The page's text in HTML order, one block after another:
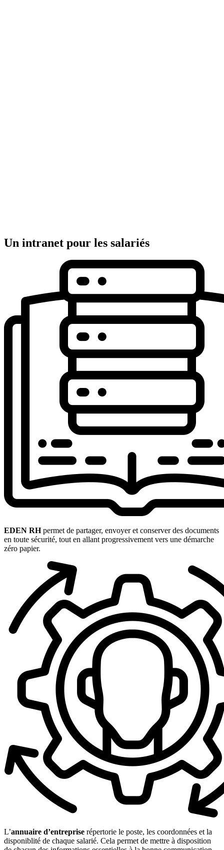
Un intranet pour les salariés
EDEN RHpermet de partager, envoyer et conserver des documents
en toute sécurité, tout en allant progressivement vers une démarche
zéro papier.
L’annuaire d’entreprise répertorie le poste, les coordonnées et la
disponiblité de chaque salarié. Cela permet de mettre à disposition